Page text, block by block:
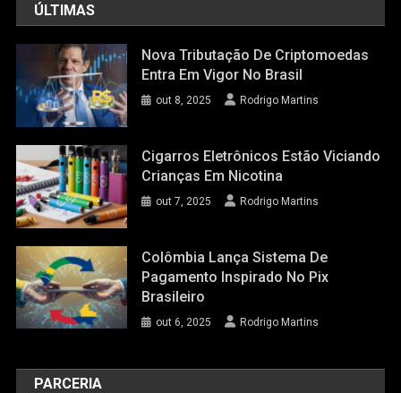
ÚLTIMAS
Nova Tributação De Criptomoedas
Entra Em Vigor No Brasil
out 8, 2025 Rodrigo Martins
Cigarros Eletrônicos Estão Viciando
Crianças Em Nicotina
out 7, 2025 Rodrigo Martins
Colômbia Lança Sistema De
Pagamento Inspirado No Pix
Brasileiro
out 6, 2025 Rodrigo Martins
PARCERIA